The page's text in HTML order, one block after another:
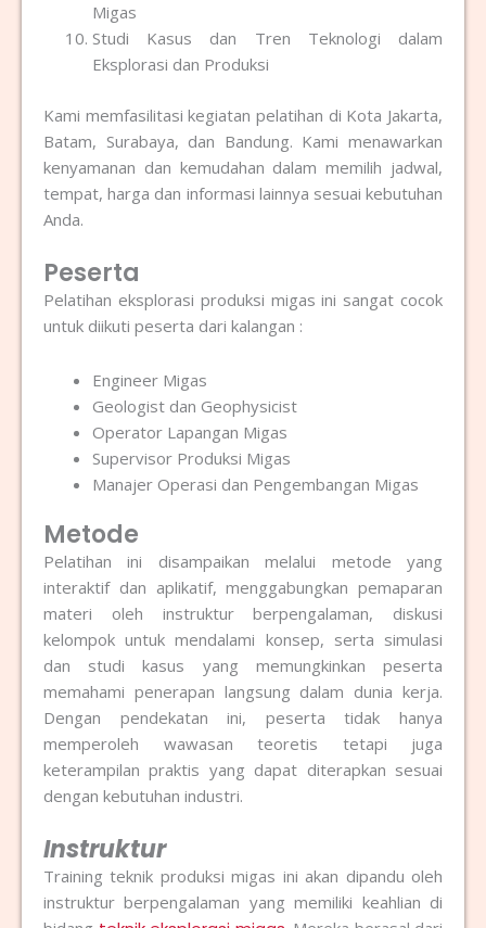
Migas
Studi Kasus dan Tren Teknologi dalam
Eksplorasi dan Produksi
Kami memfasilitasi kegiatan pelatihan di Kota Jakarta,
Batam, Surabaya, dan Bandung. Kami menawarkan
kenyamanan dan kemudahan dalam memilih jadwal,
tempat, harga dan informasi lainnya sesuai kebutuhan
Anda.
Peserta
Pelatihan eksplorasi produksi migas ini sangat cocok
untuk diikuti peserta dari kalangan :
Engineer Migas
Geologist dan Geophysicist
Operator Lapangan Migas
Supervisor Produksi Migas
Manajer Operasi dan Pengembangan Migas
Metode
Pelatihan ini disampaikan melalui metode yang
interaktif dan aplikatif, menggabungkan pemaparan
materi oleh instruktur berpengalaman, diskusi
kelompok untuk mendalami konsep, serta simulasi
dan studi kasus yang memungkinkan peserta
memahami penerapan langsung dalam dunia kerja.
Dengan pendekatan ini, peserta tidak hanya
memperoleh wawasan teoretis tetapi juga
keterampilan praktis yang dapat diterapkan sesuai
dengan kebutuhan industri.
Instruktur
Training teknik produksi migas ini akan dipandu oleh
instruktur berpengalaman yang memiliki keahlian di